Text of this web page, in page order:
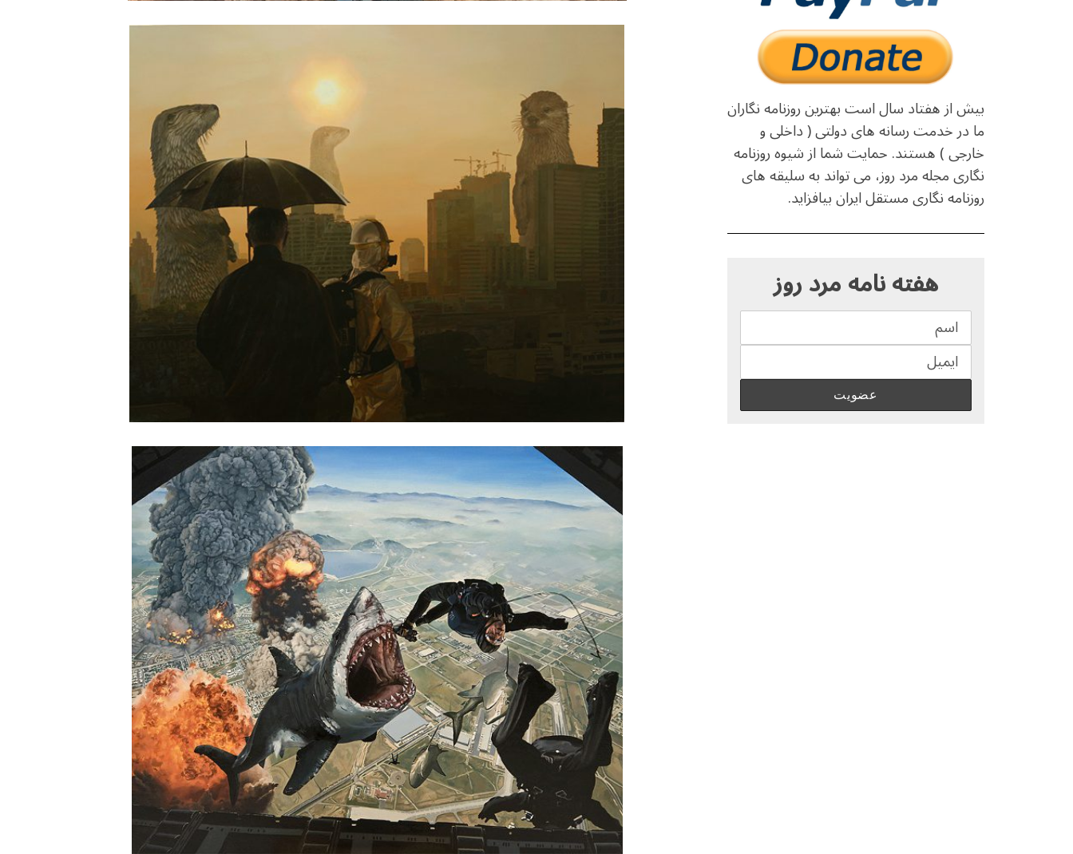
بیش از هفتاد سال است بهترین روزنامه نگاران
ما در خدمت رسانه های دولتی ( داخلی و
خارجی ) هستند. حمایت شما از شیوه روزنامه
نگاری مجله مرد روز، می تواند به سلیقه های
روزنامه نگاری مستقل ایران بیافزاید.
هفته نامه مرد روز
S
r
c
f
r